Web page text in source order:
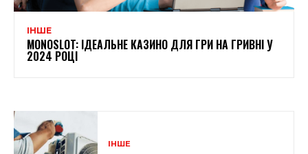
ІНШЕ
MONOSLOT: ІДЕАЛЬНЕ КАЗИНО ДЛЯ ГРИ НА ГРИВНІ У
2024 РОЦІ
ІНШЕ